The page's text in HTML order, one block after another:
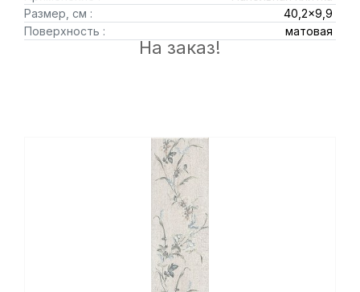
Размер, см :
40,2x9,9
Поверхность :
матовая
На заказ!